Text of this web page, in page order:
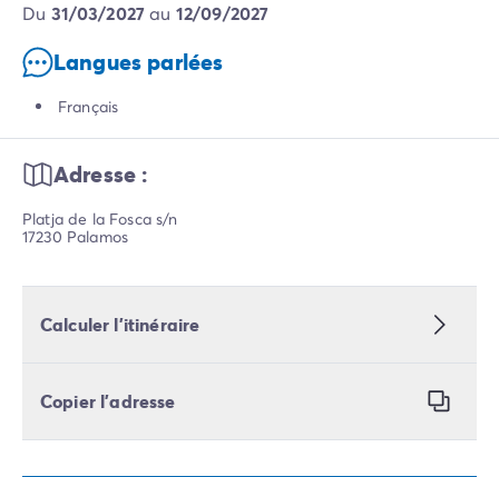
du 31/03/2027au 12/09/2027
Langues parlées
Français
Adresse :
Platja de la Fosca s/n
17230 Palamos
Calculer l’itinéraire
Copier l’adresse